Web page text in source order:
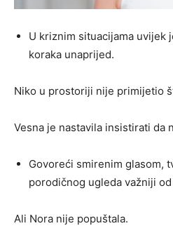
U kriznim situacijama uvijek
koraka unaprijed.
Niko u prostoriji nije primijetio
Vesna je nastavila insistirati da
Govoreći smirenim glasom,
porodičnog ugleda važniji od
Ali Nora nije popuštala.